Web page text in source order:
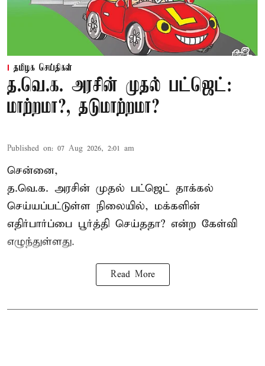
தமிழக செய்திகள்
த.வெ.க. அரசின் முதல் பட்ஜெட்:
மாற்றமா?, தடுமாற்றமா?
Published on: 07 Aug 2026, 2:01 am
சென்னை,
த.வெ.க. அரசின் முதல் பட்ஜெட் தாக்கல்
செய்யப்பட்டுள்ள நிலையில், மக்களின்
எதிர்பார்ப்பை பூர்த்தி செய்ததா? என்ற கேள்வி
எழுந்துள்ளது.
Read More